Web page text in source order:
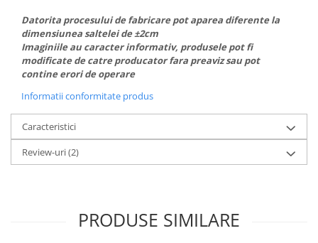
Datorita procesului de fabricare pot aparea diferente la
dimensiunea saltelei de ±2cm
Imaginiile au caracter informativ, produsele pot fi
modificate de catre producator fara preaviz sau pot
contine erori de operare
Informatii conformitate produs
Caracteristici
Review-uri(2)
PRODUSE SIMILARE